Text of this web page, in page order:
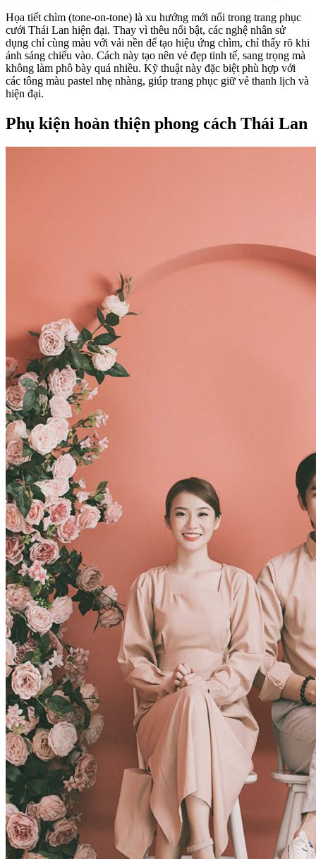
Họa tiết chìm (tone-on-tone) là xu hướng mới nổi trong trang phục
cưới Thái Lan hiện đại. Thay vì thêu nổi bật, các nghệ nhân sử
dụng chỉ cùng màu với vải nền để tạo hiệu ứng chìm, chỉ thấy rõ khi
ánh sáng chiếu vào. Cách này tạo nên vẻ đẹp tinh tế, sang trọng mà
không làm phô bày quá nhiều. Kỹ thuật này đặc biệt phù hợp với
các tông màu pastel nhẹ nhàng, giúp trang phục giữ vẻ thanh lịch và
hiện đại.
Phụ kiện hoàn thiện phong cách Thái Lan